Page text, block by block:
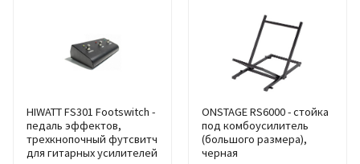
HIWATT FS301 Footswitch -
педаль эффектов,
трехкнопочный футсвитч
для гитарных усилителей
ONSTAGE RS6000 - стойка
под комбоусилитель
(большого размера),
черная